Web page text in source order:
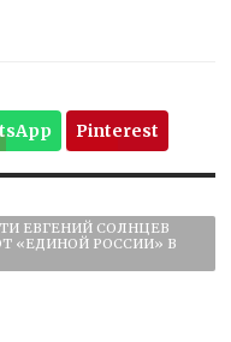
Pinterest
ЕВГЕНИЙ СОЛНЦЕВ
«ЕДИНОЙ РОССИИ» В